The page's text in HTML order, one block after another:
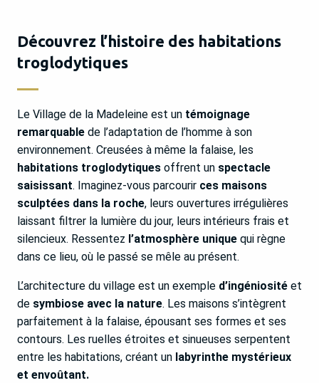
Découvrez l’histoire des habitations
troglodytiques
Le Village de la Madeleine est un témoignage
remarquable de l’adaptation de l’homme à son
environnement. Creusées à même la falaise, les
habitations troglodytiques offrent un spectacle
saisissant. Imaginez-vous parcourir ces maisons
sculptées dans la roche, leurs ouvertures irrégulières
laissant filtrer la lumière du jour, leurs intérieurs frais et
silencieux. Ressentez l’atmosphère unique qui règne
dans ce lieu, où le passé se mêle au présent.
L’architecture du village est un exemple d’ingéniosité et
de symbiose avec la nature. Les maisons s’intègrent
parfaitement à la falaise, épousant ses formes et ses
contours. Les ruelles étroites et sinueuses serpentent
entre les habitations, créant un labyrinthe mystérieux
et envoûtant.